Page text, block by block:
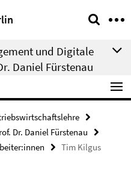
und Digitale
Daniel Fürstenau
Dr. Daniel Fürstenau
Tim Kilgus